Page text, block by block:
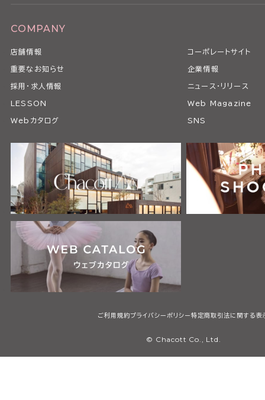
COMPANY
店舗情報 コーポレートサイト
重要なお知らせ 企業情報
採用・求人情報 ニュース・リリース
LESSON Web Magazine
Webカタログ SNS
ご利用規約プライバシーポリシー特定商取引法に関する表
© Chacott Co., Ltd.